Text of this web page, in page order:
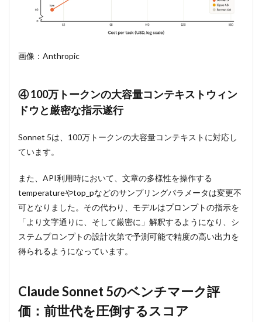
画像：Anthropic
④ 100万トークンの大容量コンテキストウィン
ドウと厳密な指示遂行
Sonnet 5は、100万トークンの大容量コンテキストに対応し
ています。
また、API利用時において、文章の多様性を操作する
temperatureやtop_pなどのサンプリングパラメータは変更不
可となりました。その代わり、モデルはプロンプトの指示を
「より文字通りに、そして厳密に」解釈するようになり、シ
ステムプロンプトの設計次第で予測可能で精度の高い出力を
得られるようになっています。
Claude Sonnet 5のベンチマーク評
価：前世代を圧倒するスコア